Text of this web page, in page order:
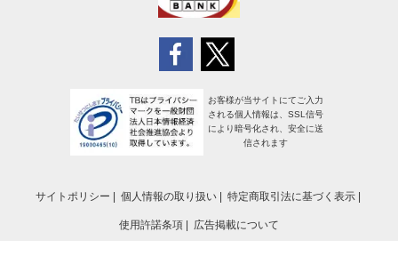
お客様が当サイトにてご入力
される個人情報は、SSL信号
により暗号化され、安全に送
信されます
サイトポリシー 個人情報の取り扱い 特定商取引法に基づく表示
使用許諾条項 広告掲載について